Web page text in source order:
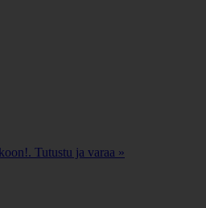
Tutustu ja varaa »